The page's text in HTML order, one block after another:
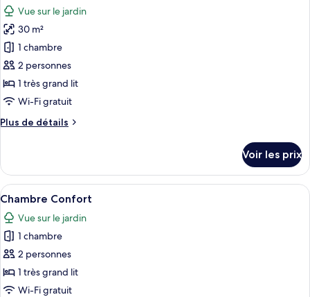
Vue sur le jardin
30 m²
1 chambre
2 personnes
1 très grand lit
Wi-Fi gratuit
Plus de détails
Plus
le
type
de
chambre
Chambre
Supérieure
Voir les prix
Afficher
toutes
les
photos
pour
ce
type
Bureau, espace de travail pour
18
Chambre Confort
Vue sur le jardin
1 chambre
2 personnes
1 très grand lit
Wi-Fi gratuit